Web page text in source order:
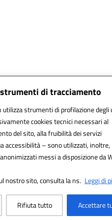
di tracciamento
strumenti di profilazione
cookies tecnici necessari al
del sito, alla fruibilità dei servizi
accessibilità – sono utilizzati, inoltre,
messi a disposizione da
nostro sito, consulta la ns. Leggi di
Rifiuta tutto Accettare